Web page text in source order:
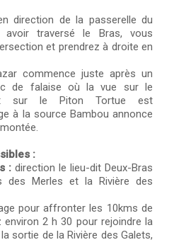
direction de la passerelle du
avoir traversé le Bras, vous
et prendrez à droite en
commence juste après un
de falaise où la vue sur le
sur le Piton Tortue est
à la source Bambou annonce
:
: direction le lieu-dit Deux-Bras
des Merles et la Rivière des
pour affronter les 10kms de
2 h 30 pour rejoindre la
sortie de la Rivière des Galets,